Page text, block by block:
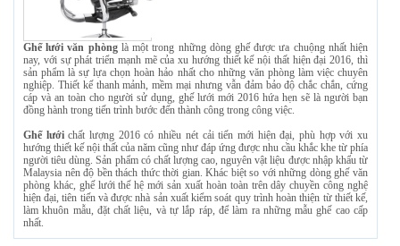
Ghế lưới văn phònglà một trong những dòng ghế được ưa chuộng nhất hiện
nay, với sự phát triển mạnh mẽ của xu hướng thiết kế nội thất hiện đại 2016, thì
sản phẩm là sự lựa chọn hoàn hảo nhất cho những văn phòng làm việc chuyên
nghiệp. Thiết kế thanh mảnh, mềm mại nhưng vẫn đảm bảo độ chắc chắn, cứng
cáp và an toàn cho người sử dụng, ghế lưới mới 2016 hứa hẹn sẽ là người bạn
đồng hành trong tiến trình bước đến thành công trong công việc.
Ghế lướichất lượng 2016 có nhiều nét cải tiến mới hiện đại, phù hợp với xu
hướng thiết kế nội thất của năm cũng như đáp ứng được nhu cầu khắc khe từ phía
người tiêu dùng. Sản phẩm có chất lượng cao, nguyên vật liệu được nhập khẩu từ
Malaysia nên độ bền thách thức thời gian. Khác biệt so với những dòng ghế văn
phòng khác, ghế lưới thế hệ mới sản xuất hoàn toàn trên dây chuyền công nghệ
hiện đại, tiên tiến và được nhà sản xuất kiểm soát quy trình hoàn thiện từ thiết kế,
làm khuôn mẫu, đặt chất liệu, và tự lắp ráp, để làm ra những mẫu ghế cao cấp
nhất.